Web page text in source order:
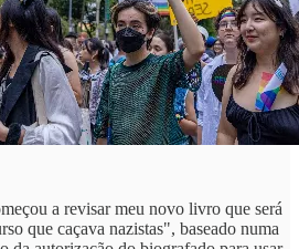
a revisar meu novo livro que será
que caçava nazistas", baseado numa